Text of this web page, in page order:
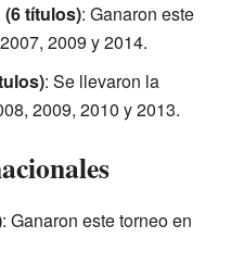
(6 títulos): Ganaron este
2009 y 2014.
: Se llevaron la
2009, 2010 y 2013.
: Ganaron este torneo en